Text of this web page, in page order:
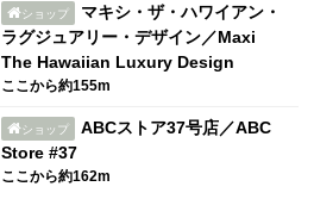
ショップ
マキシ・ザ・ハワイアン・
ラグジュアリー・デザイン／Maxi
The Hawaiian Luxury Design
ここから約155m
ショップ
ABCストア37号店／ABC
Store #37
ここから約162m